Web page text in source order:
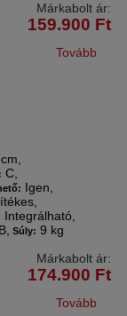
Márkabolt ár:
159.900 Ft
Tovább
C,
Igen,
Integrálható,
Súly: 9 kg
Márkabolt ár:
174.900 Ft
Tovább